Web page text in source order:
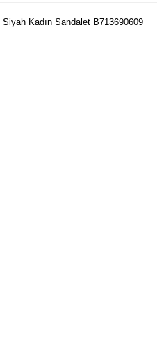
Kadın Sandalet B713690609